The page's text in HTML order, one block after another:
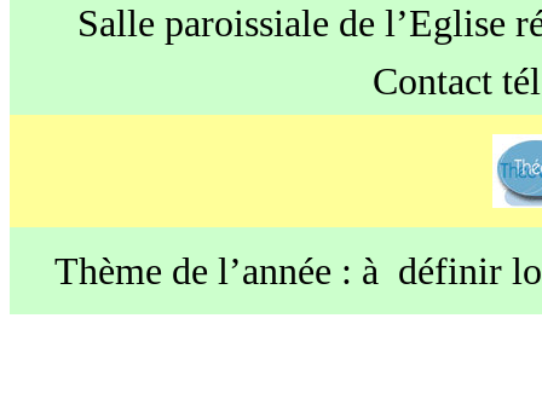
Salle paroissiale de l’Eglise
Contact
Thème de l’année : à définir